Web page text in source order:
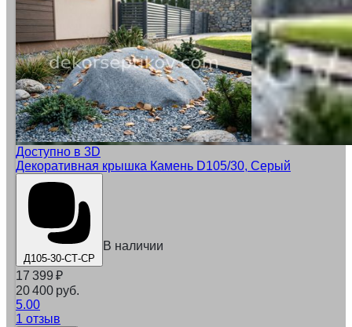
Доступно в 3D
Декоративная крышка Камень D105/30, Серый
Д105-30-СТ-СР
В наличии
17 399 ₽
20 400 руб.
5.00
1 отзыв